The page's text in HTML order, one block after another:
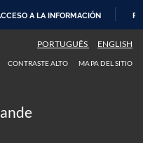
A LA INFORMACIÓN
PORTUGUÊS ENGLISH
CONTRASTE ALTO MAPA DEL SITIO